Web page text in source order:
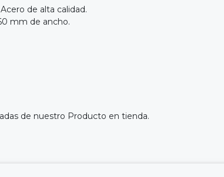
de alta calidad.
mm de ancho.
de nuestro Producto en tienda.